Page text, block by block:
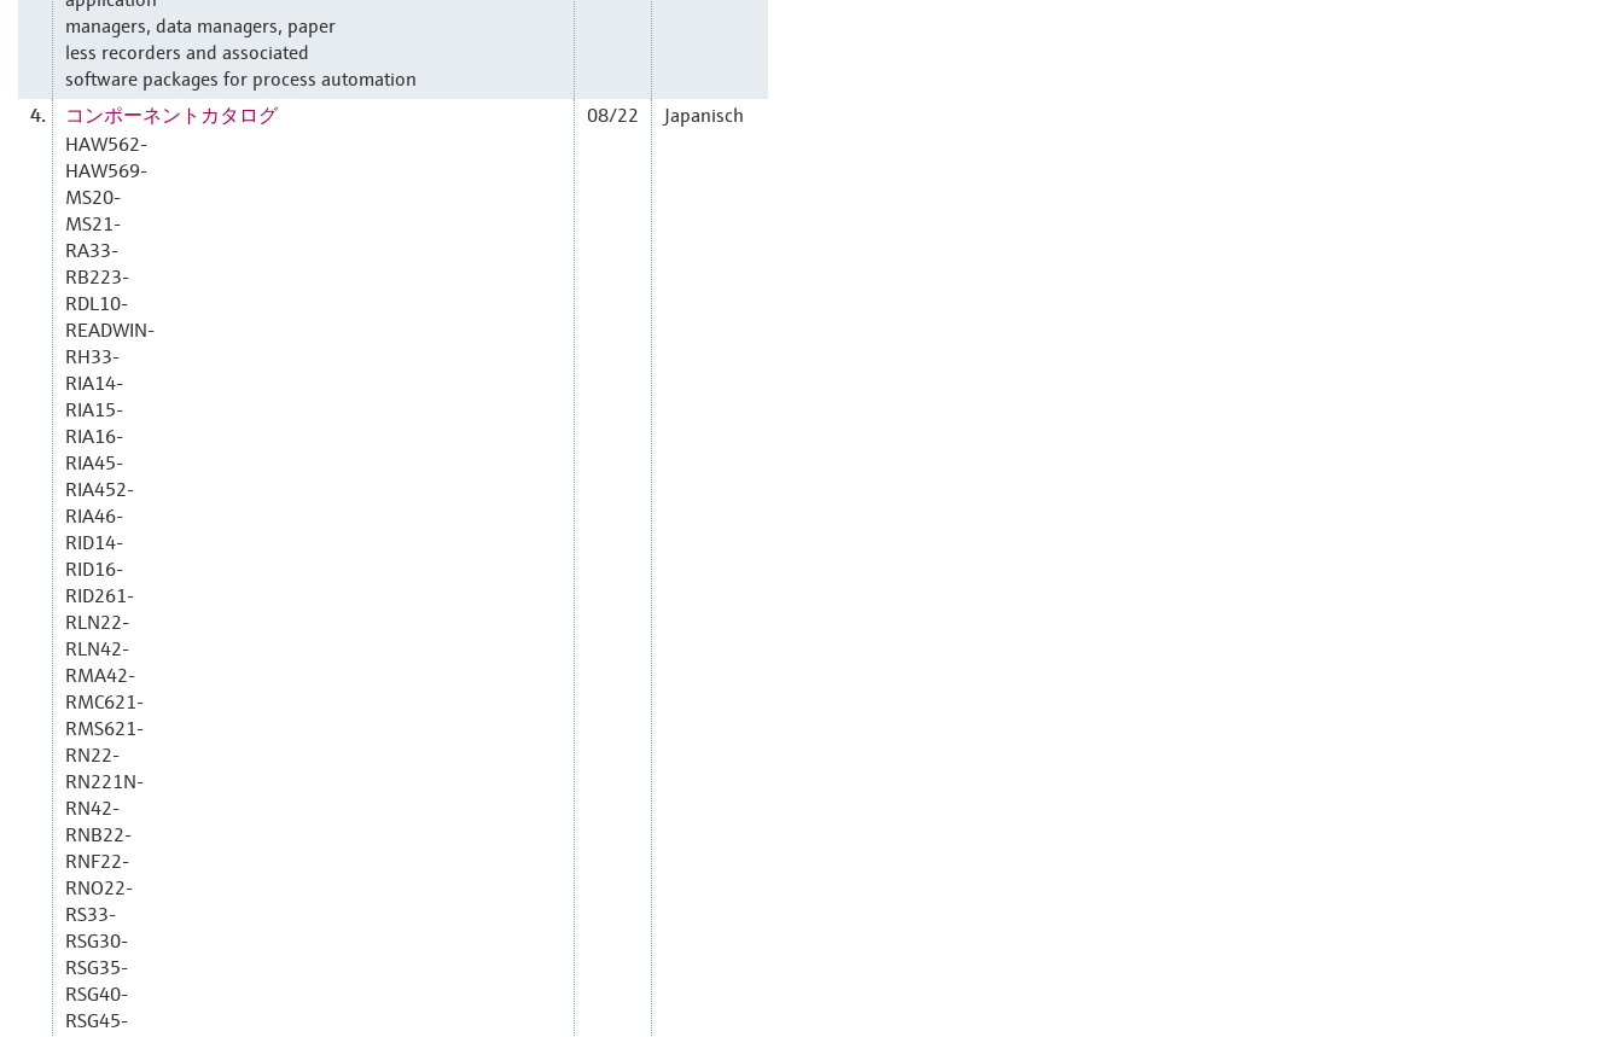
managers, data managers, paper
less recorders and associated
software packages for process automation
4.
コンポーネントカタログ
HAW562-
HAW569-
MS20-
MS21-
RA33-
RB223-
RDL10-
READWIN-
RH33-
RIA14-
RIA15-
RIA16-
RIA45-
RIA452-
RIA46-
RID14-
RID16-
RID261-
RLN22-
RLN42-
RMA42-
RMC621-
RMS621-
RN22-
RN221N-
RN42-
RNB22-
RNF22-
RNO22-
RS33-
RSG30-
RSG35-
RSG40-
RSG45-
08/22 Japanisch